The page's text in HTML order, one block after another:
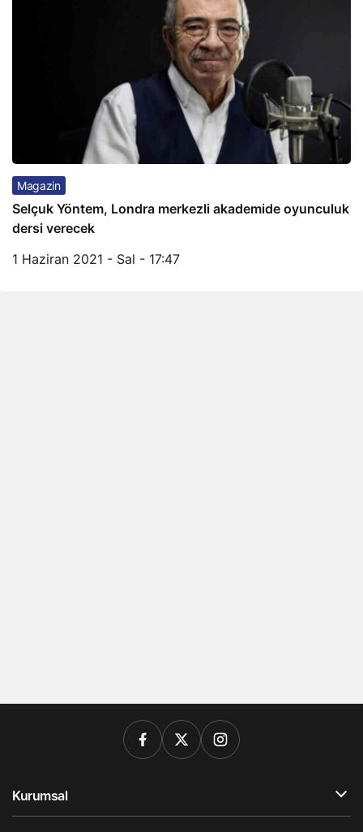
Magazin
Selçuk Yöntem, Londra merkezli akademide oyunculuk
dersi verecek
1 Haziran 2021 - Sal - 17:47
Kurumsal